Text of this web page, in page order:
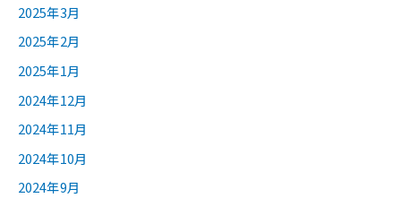
2025年3月
2025年2月
2025年1月
2024年12月
2024年11月
2024年10月
2024年9月